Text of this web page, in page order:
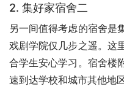
2. 集好家宿舍二
另一间值得考虑的宿舍是
戏剧学院仅几步之遥。这
合学生安心学习。宿舍楼
速到达学校和城市其他地区